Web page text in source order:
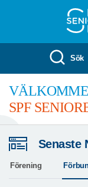
Sök
SPF
Senaste
Förening